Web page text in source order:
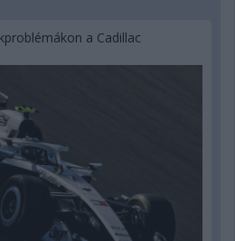
a Cadillac